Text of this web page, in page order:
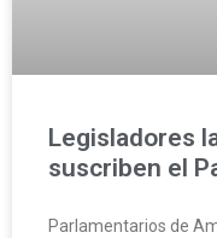
Legisladores
suscriben el
Parlamentarios de